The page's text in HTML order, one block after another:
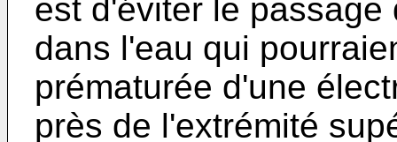
est d'éviter le
dans l'eau qui
prématurée d'une
près de l'extrémité